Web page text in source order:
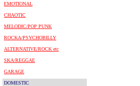
EMOTIONAL
CHAOTIC
MELODIC/POP PUNK
ROCKA/PSYCHOBILLY
ALTERNATIVE/ROCK etc
SKA/REGGAE
GARAGE
DOMESTIC